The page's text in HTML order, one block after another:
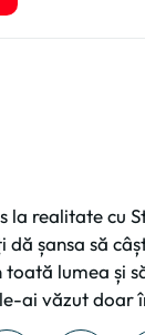
la realitate cu
șansa să
lumea și
ai văzut doar